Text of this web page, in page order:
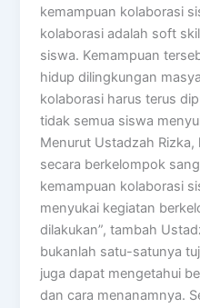
kemampuan kolaborasi
kolaborasi adalah soft
siswa. Kemampuan
hidup dilingkungan
kolaborasi harus terus
tidak semua siswa
Menurut Ustadzah
secara berkelompok
kemampuan kolaborasi
menyukai kegiatan
dilakukan”, tambah
bukanlah satu-satunya
juga dapat mengetahui
dan cara menanamnya.